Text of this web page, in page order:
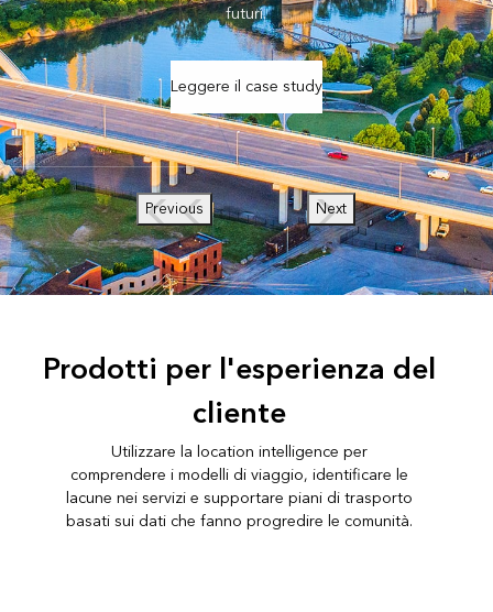
futuri.
Leggere il case study
Previous Next
Prodotti per l'esperienza del
cliente
Utilizzare la location intelligence per
comprendere i modelli di viaggio, identificare le
lacune nei servizi e supportare piani di trasporto
basati sui dati che fanno progredire le comunità.